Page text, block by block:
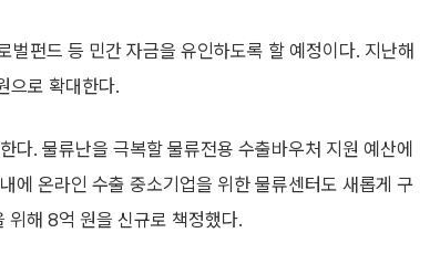
펀드 등 민간 자금을 유인하도록 할 예정이다. 지난해
으로 확대한다.
. 물류난을 극복할 물류전용 수출바우처 지원 예산에
온라인 수출 중소기업을 위한 물류센터도 새롭게 구
위해 8억 원을 신규로 책정했다.